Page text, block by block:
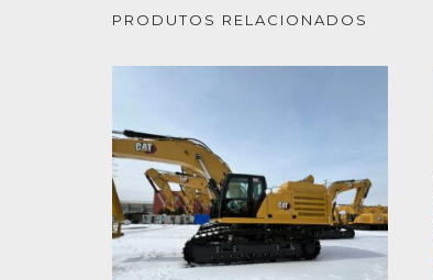
PRODUTOS RELACIONADOS